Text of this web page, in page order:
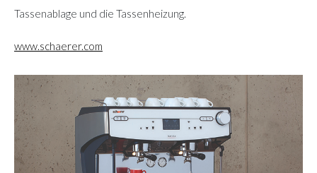
Tassenablage und die Tassenheizung.
www.schaerer.com